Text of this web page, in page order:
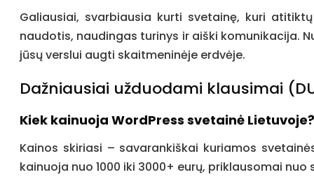
Galiausiai, svarbiausia kurti svetainę, kuri
naudotis, naudingas turinys ir aiški komunikacija.
jūsų verslui augti skaitmeninėje erdvėje.
Dažniausiai užduodami klausimai
Kiek kainuoja WordPress svetainė Lietuvoje?
Kainos skiriasi – savarankiškai kuriamos
kainuoja nuo 1000 iki 3000+ eurų, priklausomai